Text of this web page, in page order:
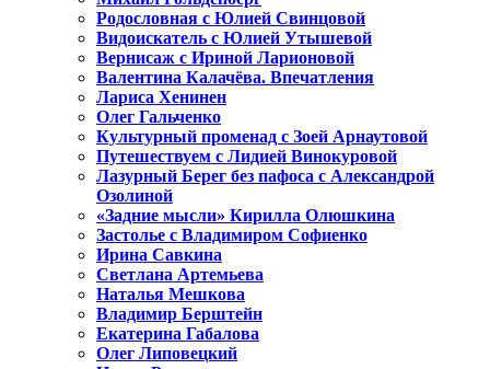
Родословная с Юлией Свинцовой
Видоискатель с Юлией Утышевой
Вернисаж с Ириной Ларионовой
Валентина Калачёва. Впечатления
Лариса Хенинен
Олег Гальченко
Культурный променад с Зоей Арнаутовой
Путешествуем с Лидией Винокуровой
Лазурный Берег без пафоса с Александрой
Озолиной
«Задние мысли» Кирилла Олюшкина
Застолье с Владимиром Софиенко
Ирина Савкина
Светлана Артемьева
Наталья Мешкова
Владимир Берштейн
Екатерина Габалова
Олег Липовецкий